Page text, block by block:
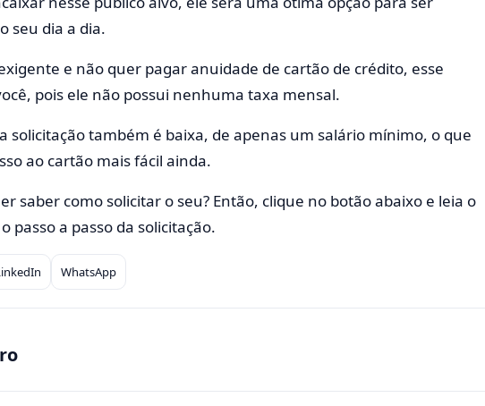
seu dia a dia.
e não quer pagar anuidade de cartão de crédito, esse
pois ele não possui nenhuma taxa mensal.
solicitação também é baixa, de apenas um salário mínimo, o que
ao cartão mais fácil ainda.
saber como solicitar o seu? Então, clique no botão abaixo e leia o
passo a passo da solicitação.
WhatsApp